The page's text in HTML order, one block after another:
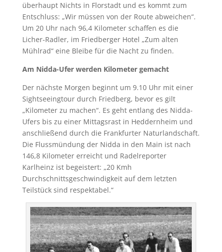
überhaupt Nichts in Florstadt und es kommt zum
Entschluss: „Wir müssen von der Route abweichen“.
Um 20 Uhr nach 96,4 Kilometer schaffen es die
Licher-Radler, im Friedberger Hotel „Zum alten
Mühlrad“ eine Bleibe für die Nacht zu finden.
Am Nidda-Ufer werden Kilometer gemacht
Der nächste Morgen beginnt um 9.10 Uhr mit einer
Sightseeingtour durch Friedberg, bevor es gilt
„Kilometer zu machen“. Es geht entlang des Nidda-
Ufers bis zu einer Mittagsrast in Heddernheim und
anschließend durch die Frankfurter Naturlandschaft.
Die Flussmündung der Nidda in den Main ist nach
146,8 Kilometer erreicht und Radelreporter
Karlheinz ist begeistert: „20 Kmh
Durchschnittsgeschwindigkeit auf dem letzten
Teilstück sind respektabel.“